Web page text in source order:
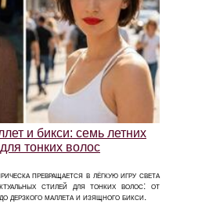
и бикси: семь летних
тонких волос
превращается в лёгкую игру света
стилей для тонких волос: от
дерзкого маллета и изящного бикси.